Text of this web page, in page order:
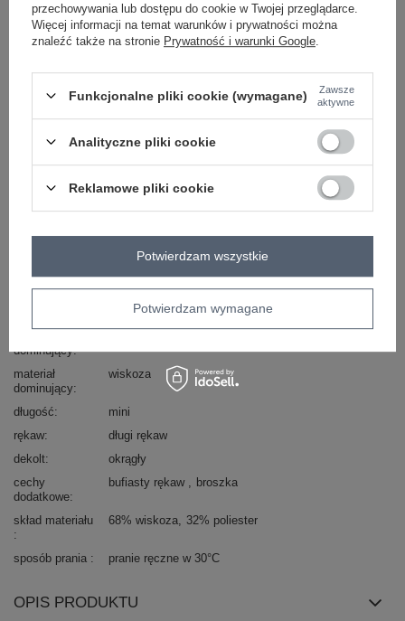
ZALOGUJ SIĘ I ZOBACZ CENĘ
Masz pytanie? Chętnie pomożemy.
Zadzwoń+48 601 547 740 Zadaj pytanie
skład materiału : 68% wiskoza, 32% poliester
sukienka elegancka
fason
sukienka ołówkowa
codzienne wizytowe
do pracy
dominujący
materiał
dominujący
wiskoza
długość
mini
rękaw
długi rękaw
dekolt
okrągły
cechy
dodatkowe
bufiasty rękaw broszka
skład materiału 68% wiskoza 32% poliester
sposób prania pranie ręczne w 30°C
OPIS PRODUKTU
przechowywania lub dostępu do cookie w Twojej przeglądarce.
Więcej informacji na temat warunków i prywatności można
znaleźć także na stronie Prywatność i warunki Google
Funkcjonalne pliki cookie (wymagane)
Zawsze
aktywne
Analityczne pliki cookie
Reklamowe pliki cookie
Potwierdzam wymagane
Potwierdzam wszystkie